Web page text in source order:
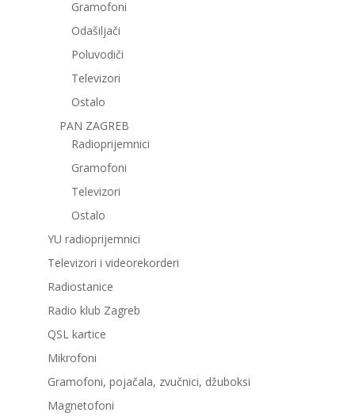
Gramofoni
Odašiljači
Poluvodiči
Televizori
Ostalo
PAN ZAGREB
Radioprijemnici
Gramofoni
Televizori
Ostalo
YU radioprijemnici
Televizori i videorekorderi
Radiostanice
Radio klub Zagreb
QSL kartice
Mikrofoni
Gramofoni, pojačala, zvučnici, džuboksi
Magnetofoni